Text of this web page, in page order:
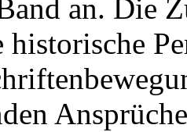
an. Die
historische